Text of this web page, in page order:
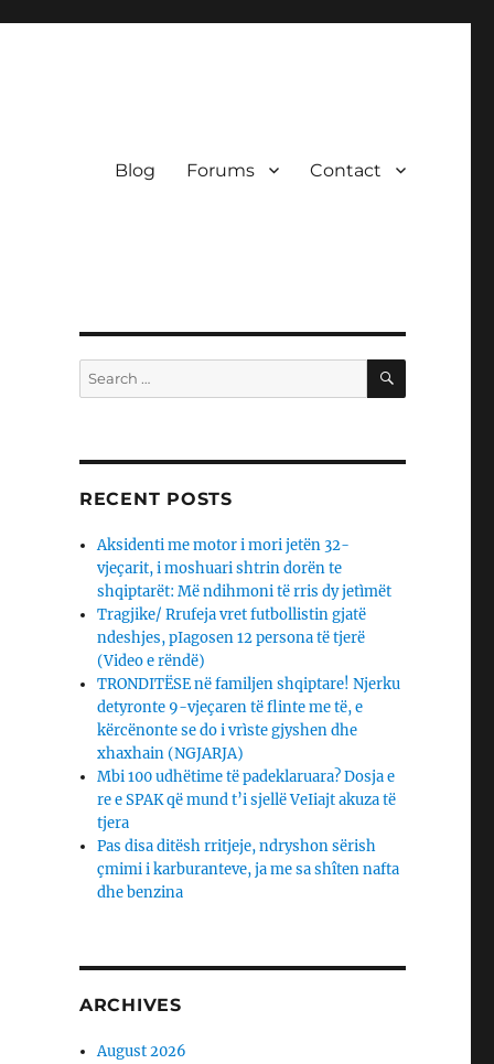
Blog Forums Contact
Search
for:
SEARCH
RECENT POSTS
Aksidenti me motor i mori jetën 32-
vjeçarit, i moshuari shtrin dorën te
shqiptarët: Më ndihmoni të rris dy jetìmët
Tragjike/ Rrufeja vret futbollistin gjatë
ndeshjes, pIagosen 12 persona të tjerë
(Video e rëndë)
TRONDITËSE në familjen shqiptare! Njerku
detyronte 9-vjeçaren të flinte me të, e
kërcënonte se do i vrìste gjyshen dhe
xhaxhain (NGJARJA)
Mbi 100 udhëtime të padeklaruara? Dosja e
re e SPAK që mund t’i sjellë VeIiajt akuza të
tjera
Pas disa ditësh rritjeje, ndryshon sërish
çmimi i karburanteve, ja me sa shîten nafta
dhe benzina
ARCHIVES
August 2026